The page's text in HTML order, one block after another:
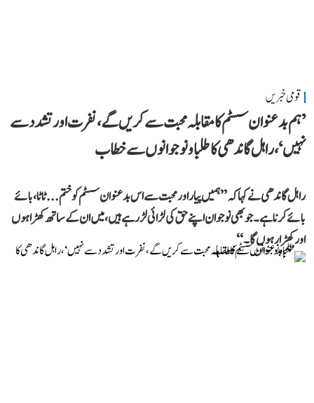
قومی خبریں
’ہم بدعنوان سسٹم کا مقابلہ محبت سے کریں گے، نفرت اور تشدد سے
نہیں‘، راہل گاندھی کا طلبا و نوجوانوں سے خطاب
راہل گاندھی نے کہا کہ ’’ہمیں پیار اور محبت سے اس بدعنوان سسٹم کو ختم... ٹاٹا، بائے
بائے کرنا ہے۔ جو بھی نوجوان اپنے حق کی لڑائی لڑ رہے ہیں، میں ان کے ساتھ کھڑا ہوں
اور کھڑا رہوں گا۔‘‘